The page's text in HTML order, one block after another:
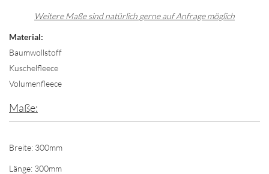
Weitere Maße sind natürlich gerne auf Anfrage möglich
Material:
Baumwollstoff
Kuschelfleece
Volumenfleece
Maße:
Breite: 300mm
Länge: 300mm